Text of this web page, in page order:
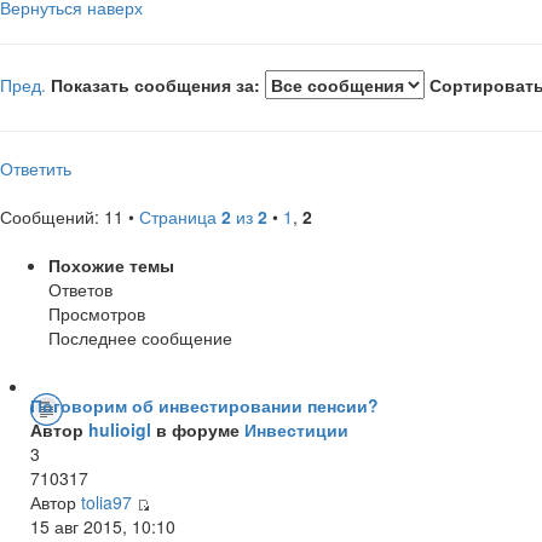
Вернуться наверх
Пред. Показать сообщения за:
Ответить
Сообщений: 11 • Страница 2 из 2 • 1 , 2
Похожие темы
Ответов
Просмотров
Последнее сообщение
Поговорим об инвестировании пенсии?
Автор hulioigl в форуме Инвестиции
3
710317
Автор tolia97
15 авг 2015, 10:10